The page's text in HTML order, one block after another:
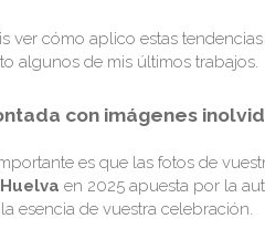
ver cómo aplico estas
algunos de mis últimos trabajos.
con imágenes
es que las fotos de
en 2025 apuesta por la
esencia de vuestra celebración.